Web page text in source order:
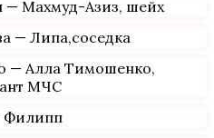
— Махмуд-Азиз, шейх
— Липа,соседка
— Алла Тимошенко,
МЧС
Филипп